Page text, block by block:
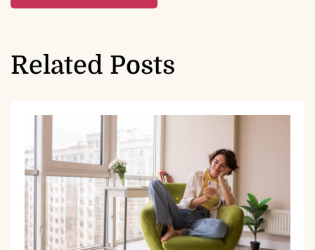
Related Posts